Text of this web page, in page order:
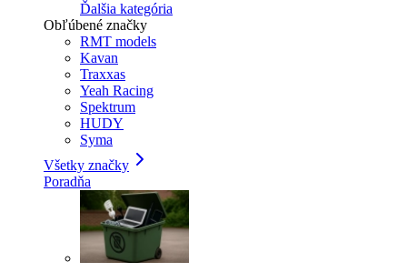
Ďalšia kategória
Obľúbené značky
RMT models
Kavan
Traxxas
Yeah Racing
Spektrum
HUDY
Syma
Všetky značky
Poradňa